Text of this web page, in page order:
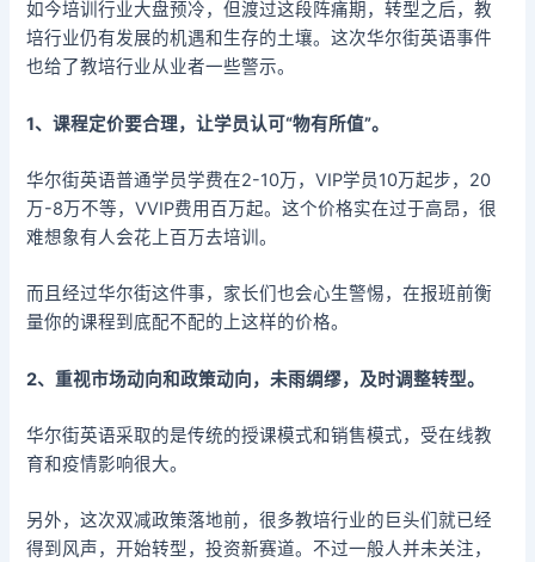
如今培训行业大盘预冷，但渡过这段阵痛期，转型之后，教
培行业仍有发展的机遇和生存的土壤。这次华尔街英语事件
也给了教培行业从业者一些警示。
1、课程定价要合理，让学员认可“物有所值”。
华尔街英语普通学员学费在2-10万，VIP学员10万起步，20
万-8万不等，VVIP费用百万起。这个价格实在过于高昂，很
难想象有人会花上百万去培训。
而且经过华尔街这件事，家长们也会心生警惕，在报班前衡
量你的课程到底配不配的上这样的价格。
2、重视市场动向和政策动向，未雨绸缪，及时调整转型。
华尔街英语采取的是传统的授课模式和销售模式，受在线教
育和疫情影响很大。
另外，这次双减政策落地前，很多教培行业的巨头们就已经
得到风声，开始转型，投资新赛道。不过一般人并未关注，